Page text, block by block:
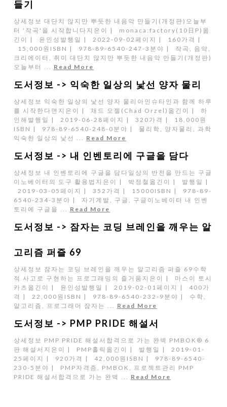
들기
상세정보 대단치 않지만 뿌듯한 내음악 만들기(개정판)오늘부
터 '작곡'을 시작합니다지은이 | monaca:factory(10日P)옮
긴이 | 윤인성발행일 | 2022-09-02페이지 | 160가격 |
15,000원ISBN | 978-89-6540-247-3분야 | 작곡, 음악,
크리에이터, 취미 대단치 않지만 뿌듯한 내음악 만들기(개정판)
오늘부터 ... Read More
도서정보 -> 익숙한 일상의 낯선 양자 물리
상세정보 익숙한 일상의 낯선 양자 물리아인슈타인과 함께 하루
를 시작한다면지은이 | 채드 오젤(Chad Orzel)옮긴이 | 하
인해발행일 | 2019-06-28페이지 | 320가격 | 18,000원
ISBN | 978-89-6540-248-0분야 | 물리학, 양자물리, 과학
익숙한 일상의 낯선 ... Read More
도서정보 -> 내 인벤토리에 구글을 담다
상세정보 내 인벤토리에 구글을 담다일상의 반전을 만드는 구글
이노베이터의 도구 활용법지은이 | 박정철옮긴이 | 발행일 |
2019-03-05페이지 | 352가격 | 15000ISBN | 978-89-
6540-234-3분야 | 자기계발, 구글, 구글이노베이터 내 인벤
토리에 구글을 ... Read More
도서정보 -> 잠자는 코딩 브레인을 깨우는 알
고리즘 퍼즐 69
상세정보 잠자는 코딩 브레인을 깨우는 알고리즘 퍼즐 69수학
적 사고로 구현하는 프로그래밍의 즐거움지은이 | 마스이 토시
카츠옮긴이 | 윤인성발행일 | 2019-02-01페이지 | 400가
격 | 22,000원ISBN | 978-89-6540-232-9분야 | 수학,
알고리즘, 프로그래머 잠자는 ... Read More
도서정보 -> PMP PRIDE 해설서
상세정보 PMP PRIDE 해설서합격으로 가는 완벽 PMBOK® 6
판 해설서지은이 | PMP홀릭옮긴이 | 발행일 | 2019-01-
25페이지 | 920가격 | 42,000원ISBN | 978-89-6540-
230-5분야 | PMP자격증, PMBOK, 프로젝트관리 PMP
PRIDE 해설서합격으로 가는 완벽 ... Read More